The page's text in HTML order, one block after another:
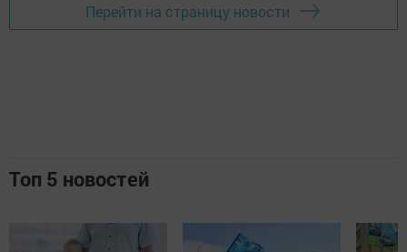
Перейти на страницу новости
Топ 5 новостей